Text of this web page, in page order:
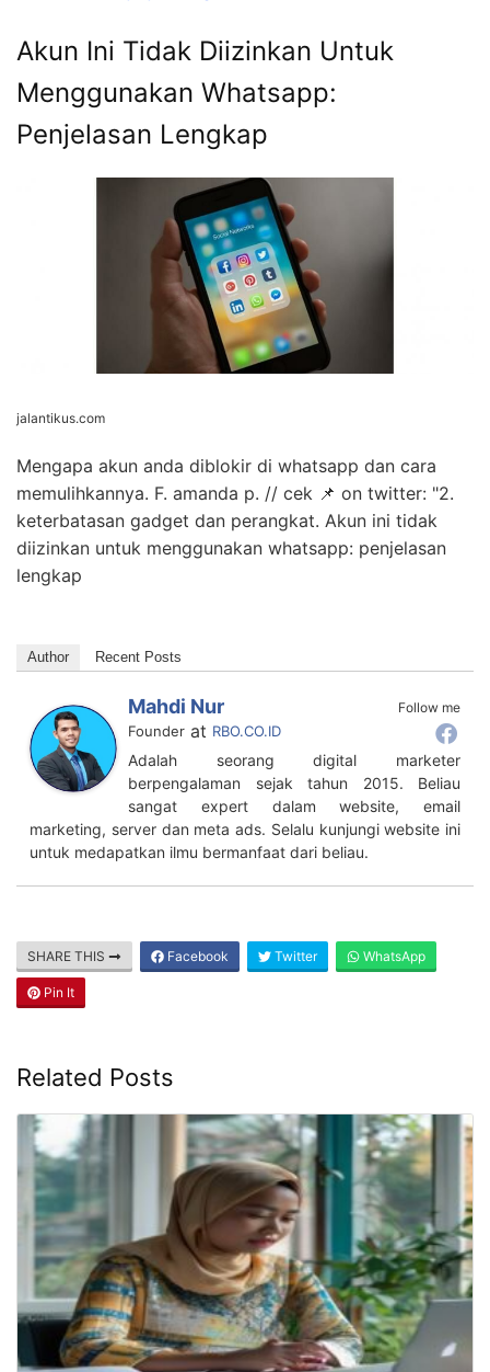
Akun Ini Tidak Diizinkan Untuk
Menggunakan Whatsapp:
Penjelasan Lengkap
jalantikus.com
Mengapa akun anda diblokir di whatsapp dan cara
memulihkannya. F. amanda p. // cek 📌 on twitter: "2.
keterbatasan gadget dan perangkat. Akun ini tidak
diizinkan untuk menggunakan whatsapp: penjelasan
lengkap
Author Recent Posts
Follow me
Mahdi Nur
Founder at RBO.CO.ID
Adalah seorang digital marketer
berpengalaman sejak tahun 2015. Beliau
sangat expert dalam website, email
marketing, server dan meta ads. Selalu kunjungi website ini
untuk medapatkan ilmu bermanfaat dari beliau.
SHARE THIS Facebook Twitter WhatsApp
Pin It
Related Posts